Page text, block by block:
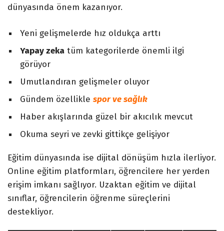
dünyasında önem kazanıyor.
Yeni gelişmelerde hız oldukça arttı
Yapay zeka tüm kategorilerde önemli ilgi
görüyor
Umutlandıran gelişmeler oluyor
Gündem özellikle spor ve sağlık
Haber akışlarında güzel bir akıcılık mevcut
Okuma seyri ve zevki gittikçe gelişiyor
Eğitim dünyasında ise dijital dönüşüm hızla ilerliyor.
Online eğitim platformları, öğrencilere her yerden
erişim imkanı sağlıyor. Uzaktan eğitim ve dijital
sınıflar, öğrencilerin öğrenme süreçlerini
destekliyor.